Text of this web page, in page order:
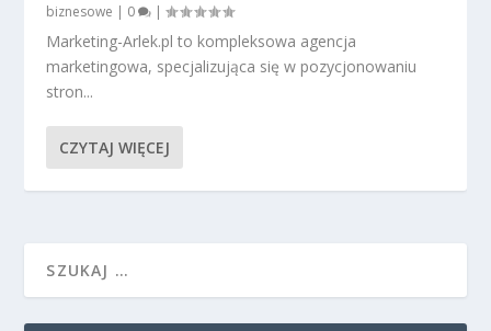
biznesowe | 0 |
Marketing-Arlek.pl to kompleksowa agencja
marketingowa, specjalizująca się w pozycjonowaniu
stron...
CZYTAJ WIĘCEJ